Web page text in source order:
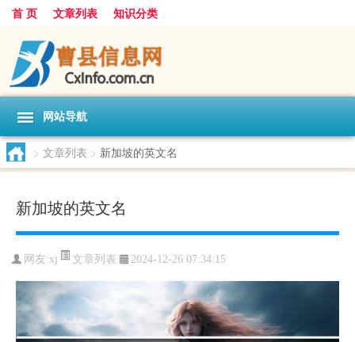
首 页 文章列表 知识分类
网站导航
> 文章列表 > 新加坡的英文名
新加坡的英文名
网友:xj 文章列表 2024-12-26 07:34:15